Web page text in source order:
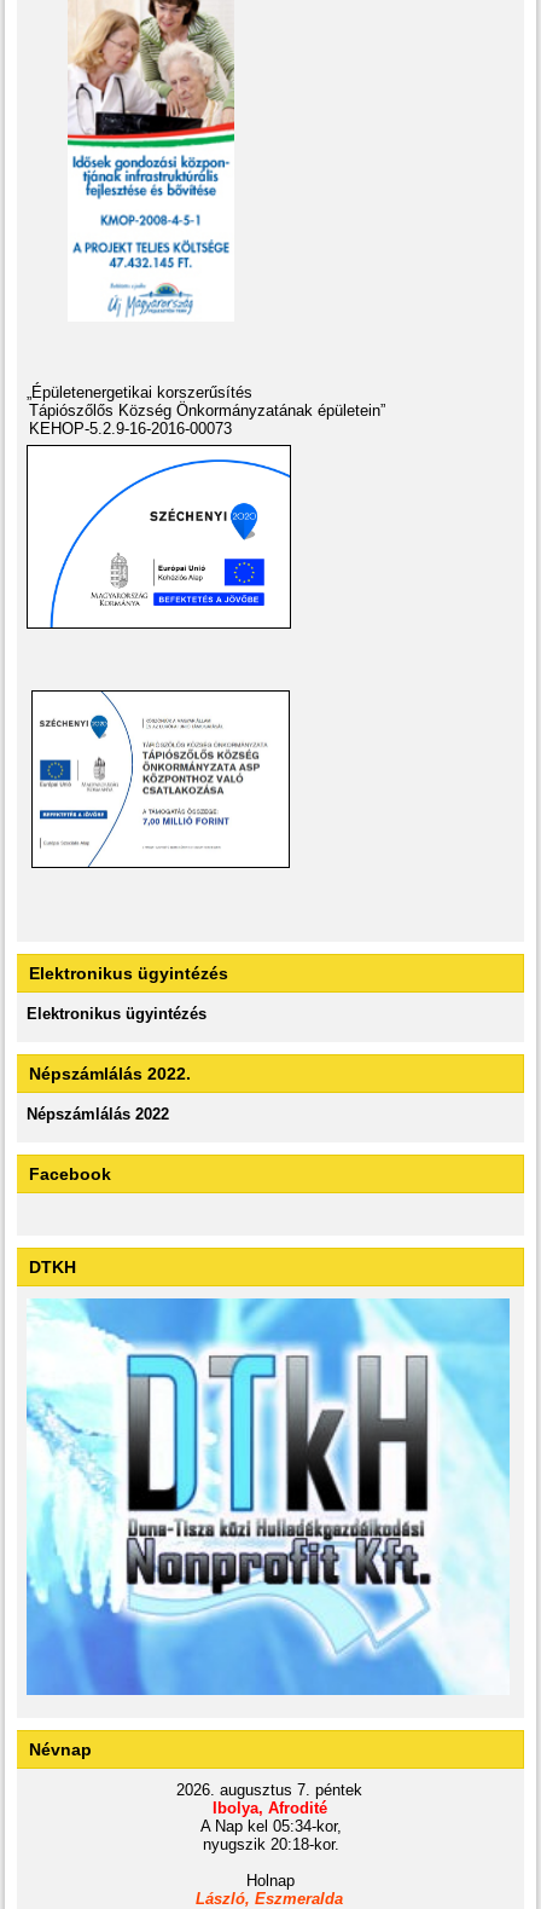
„Épületenergetikai korszerűsítés
Tápiószőlős Község Önkormányzatának épületein”
KEHOP-5.2.9-16-2016-00073
Elektronikus ügyintézés
Elektronikus ügyintézés
Népszámlálás 2022.
Népszámlálás 2022
Facebook
DTKH
Névnap
2026. augusztus 7. péntek
Ibolya, Afrodité
A Nap kel 05:34-kor,
nyugszik 20:18-kor.
Holnap
László, Eszmeralda